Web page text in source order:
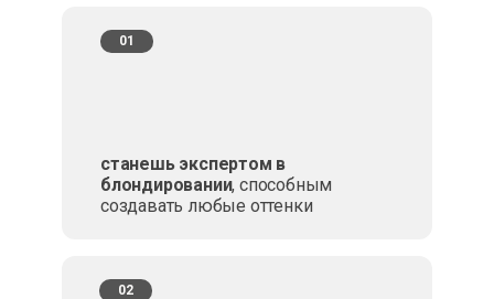
01
станешь экспертом в
блондировании, способным
создавать любые оттенки
02